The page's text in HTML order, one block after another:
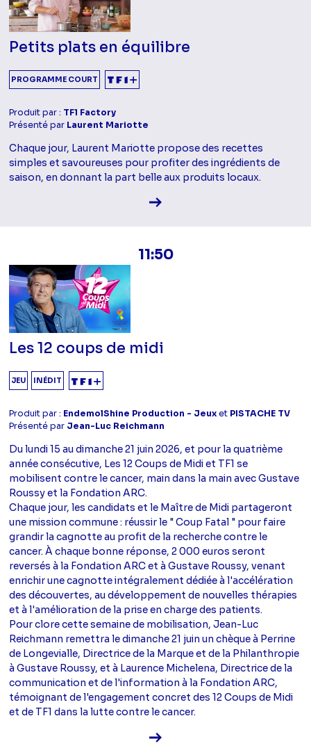
Petits plats en équilibre
PROGRAMME COURT
Produit par : TF1 Factory
Présenté par Laurent Mariotte
Chaque jour, Laurent Mariotte propose des recettes
simples et savoureuses pour profiter des ingrédients de
saison, en donnant la part belle aux produits locaux.
Voir la fiche diffusion
11:50
Les 12 coups de midi
JEU INÉDIT
Produit par : EndemolShine Production - Jeuxet PISTACHE TV
Présenté par Jean-Luc Reichmann
Du lundi 15 au dimanche 21 juin 2026, et pour la quatrième
année consécutive, Les 12 Coups de Midi et TF1 se
mobilisent contre le cancer, main dans la main avec Gustave
Roussy et la Fondation ARC.
Chaque jour, les candidats et le Maître de Midi partageront
une mission commune : réussir le " Coup Fatal " pour faire
grandir la cagnotte au profit de la recherche contre le
cancer. À chaque bonne réponse, 2 000 euros seront
reversés à la Fondation ARC et à Gustave Roussy, venant
enrichir une cagnotte intégralement dédiée à l'accélération
des découvertes, au développement de nouvelles thérapies
et à l'amélioration de la prise en charge des patients.
Pour clore cette semaine de mobilisation, Jean-Luc
Reichmann remettra le dimanche 21 juin un chèque à Perrine
de Longevialle, Directrice de la Marque et de la Philanthropie
à Gustave Roussy, et à Laurence Michelena, Directrice de la
communication et de l'information à la Fondation ARC,
témoignant de l'engagement concret des 12 Coups de Midi
et de TF1 dans la lutte contre le cancer.
Voir la fiche diffusion